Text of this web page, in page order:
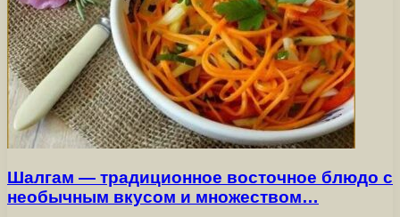
Шалгам — традиционное восточное блюдо с
необычным вкусом и множеством…